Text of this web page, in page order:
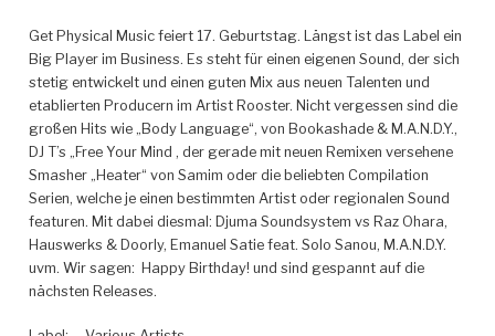
Get Physical Music feiert 17. Geburtstag. Längst ist das Label ein
Big Player im Business. Es steht für einen eigenen Sound, der sich
stetig entwickelt und einen guten Mix aus neuen Talenten und
etablierten Producern im Artist Rooster. Nicht vergessen sind die
großen Hits wie „Body Language“, von Bookashade & M.A.N.D.Y.,
DJ T’s „Free Your Mind , der gerade mit neuen Remixen versehene
Smasher „Heater“ von Samim oder die beliebten Compilation
Serien, welche je einen bestimmten Artist oder regionalen Sound
featuren. Mit dabei diesmal: Djuma Soundsystem vs Raz Ohara,
Hauswerks & Doorly, Emanuel Satie feat. Solo Sanou, M.A.N.D.Y.
uvm. Wir sagen: Happy Birthday! und sind gespannt auf die
nächsten Releases.